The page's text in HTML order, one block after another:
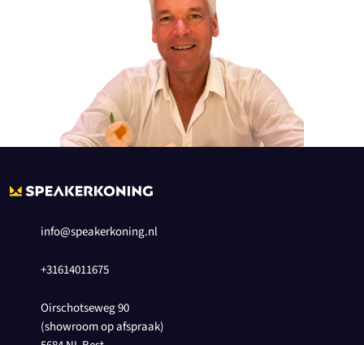
info@speakerkoning.nl
+31614011675
Oirschotseweg 90
(showroom op afspraak)